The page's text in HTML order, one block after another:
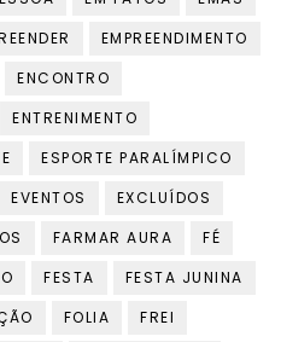
EMPREENDIMENTO
ENCONTRO
ENTRENIMENTO
ESPORTE PARALÍMPICO
EVENTOS
EXCLUÍDOS
FARMAR AURA
FÉ
FESTA
FESTA JUNINA
FOLIA
FREI